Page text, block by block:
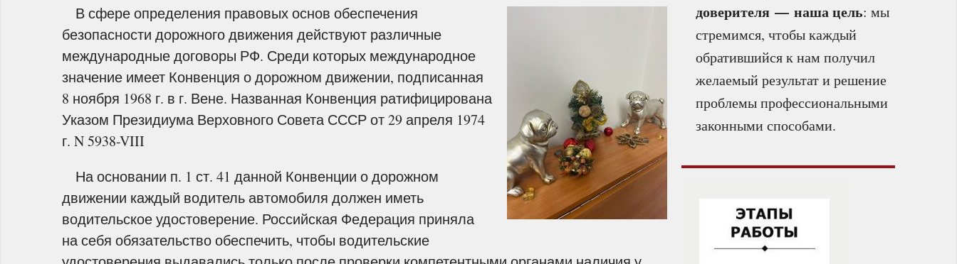
В сфере определения правовых основ обеспечения
безопасности дорожного движения действуют различные
международные договоры РФ. Среди которых международное
значение имеет Конвенция о дорожном движении, подписанная
8 ноября 1968 г. в г. Вене. Названная Конвенция ратифицирована
Указом Президиума Верховного Совета СССР от 29 апреля 1974
г. N 5938-VIII
На основании п. 1 ст. 41 данной Конвенции о дорожном
движении каждый водитель автомобиля должен иметь
водительское удостоверение. Российская Федерация приняла
на себя обязательство обеспечить, чтобы водительские
доверителя — наша цель: мы
стремимся, чтобы каждый
обратившийся к нам получил
желаемый результат и решение
проблемы профессиональными
законными способами.